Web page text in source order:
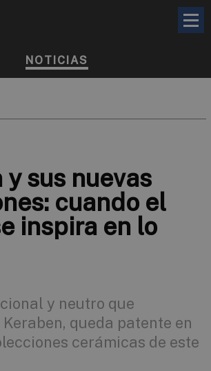
NOTICIAS
y sus nuevas
cuando el
inspira en lo
y neutro que
queda patente en
cerámicas de este